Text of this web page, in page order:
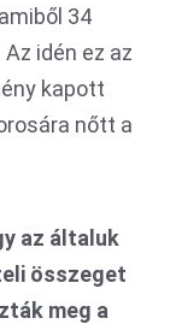
34
idén ez az
kapott
nőtt a
az általuk
összeget
meg a